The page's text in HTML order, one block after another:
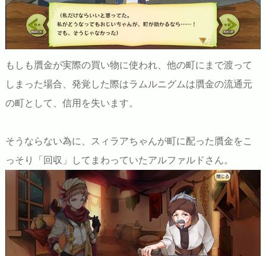
もしも贋金が実際の買い物に使われ、他の町にまで渡って
しまった場合、発覚した際はラムルニグムは贋金の流通元
の町として、信用を失います。
そうならない為に、スィラアちゃんが町に配った贋金をこ
っそり「回収」してまわっていたアルファルドさん。